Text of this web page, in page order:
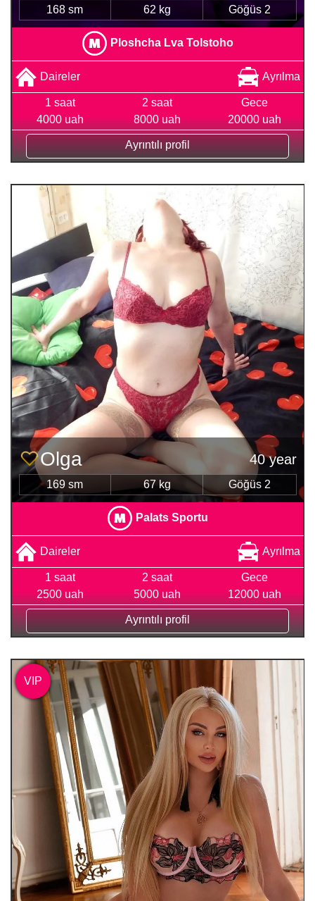
168 sm 62 kg Göğüs 2
Ploshcha Lva Tolstoho
Daireler Ayrılma
1 saat
4000 uah
2 saat
8000 uah
Gece
20000 uah
Ayrıntılı profil
Olga 40 year
169 sm 67 kg Göğüs 2
Palats Sportu
Daireler Ayrılma
1 saat
2500 uah
2 saat
5000 uah
Gece
12000 uah
Ayrıntılı profil
VIP